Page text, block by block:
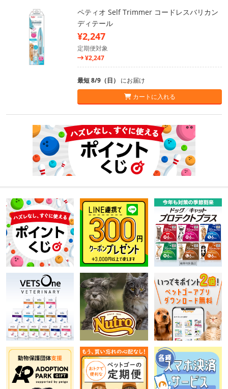
ペティオ Self Trimmer コードレスバリカン
ディテール
¥2,247
定期便対象
¥2,247
最短 8/9（日） にお届け
カートに入れる